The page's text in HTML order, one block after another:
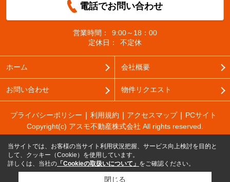
電話でお問い合わせ
営業時間：
9:00～18：00
定休日：
不定休
ホーム 会社概要
お問い合わせ 物件リクエスト
プライバシーポリシー 利用規約 アクセスマップ
PCサイト
Copyright(c) アスモ不動産株式会社 All rights reserved.
当サイトでは、お客様の当サイト利用状況把握、サービス向上検討を目的と
して、クッキー（Cookie）を使用しています。
詳しくは、当社の 「Cookieの取扱いについて」 をご確認ください。
閉じる